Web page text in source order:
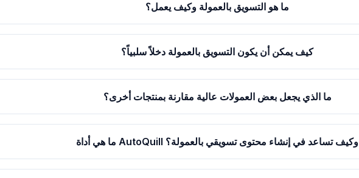
ما هو التسويق بالعمولة وكيف يعمل؟
كيف يمكن أن يكون التسويق بالعمولة دخلاً سلبياً؟
ما الذي يجعل بعض العمولات عالية مقارنة بمنتجات أخرى؟
ما هي أداة AutoQuill وكيف تساعد في إنشاء محتوى تسويقي بالعمولة؟